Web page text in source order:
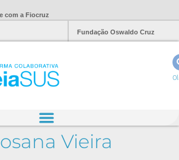
com a Fiocruz
Fundação Oswaldo Cruz
Vieira